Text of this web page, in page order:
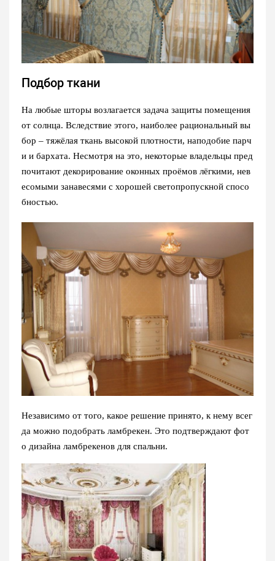
Подбор ткани
На любые шторы возлагается задача защиты помещения
от солнца. Вследствие этого, наиболее рациональный вы
бор – тяжёлая ткань высокой плотности, наподобие парч
и и бархата. Несмотря на это, некоторые владельцы пред
почитают декорирование оконных проёмов лёгкими, нев
есомыми занавесями с хорошей светопропускной спосо
бностью.
Независимо от того, какое решение принято, к нему всег
да можно подобрать ламбрекен. Это подтверждают фот
о дизайна ламбрекенов для спальни.